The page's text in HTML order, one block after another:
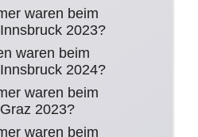
waren beim
2023?
waren beim
2024?
waren beim
2023?
waren beim